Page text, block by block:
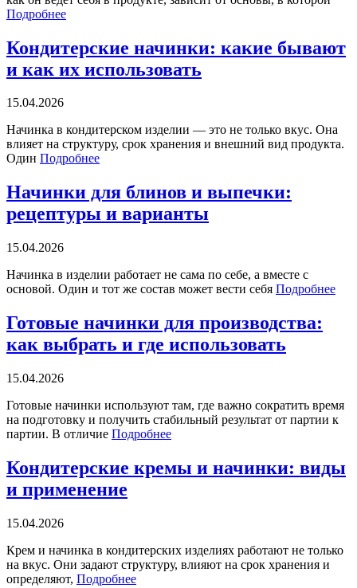
Подробнее
Кондитерские начинки: какие бывают
и как их использовать
15.04.2026
Начинка в кондитерском изделии — это не только вкус. Она
влияет на структуру, срок хранения и внешний вид продукта.
Один Подробнее
Начинки для блинов и выпечки:
рецептуры и варианты
15.04.2026
Начинка в изделии работает не сама по себе, а вместе с
основой. Один и тот же состав может вести себя Подробнее
Готовые начинки для производства:
как выбрать и где использовать
15.04.2026
Готовые начинки используют там, где важно сократить время
на подготовку и получить стабильный результат от партии к
партии. В отличие Подробнее
Кондитерские кремы и начинки: виды
и применение
15.04.2026
Крем и начинка в кондитерских изделиях работают не только
на вкус. Они задают структуру, влияют на срок хранения и
определяют, Подробнее